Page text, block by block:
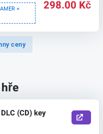
=
298.00 Kč
ceny
(CD) key